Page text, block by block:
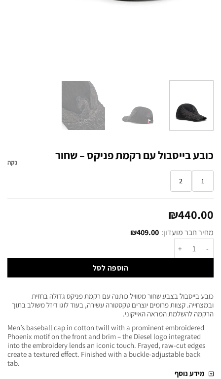
כובע בייסבול עם רקמת פניקס – שחור
1
2
נקה
₪440.00
מחיר חבר מועדון: ₪409.00
הוספה לסל
כובע בייסבול בצבע שחור מטוויל כותנה עם רקמת פניקס גדולה בחזית
ובמצחייה. קצוות פרומים יוצרים טקסטורה עשירה, בעוד לוגו דיזל משולב בתוך
הרקמה להשלמת המראה האייקוני.
Men’s baseball cap in cotton twill with a prominent embroidered
Phoenix motif on the front and brim – the Diesel logo integrated
into the embroidery lends an iconic touch. Frayed, raw-cut edges
create a textured effect. Finished with a buckle-adjustable back
tab.
מידע נוסף